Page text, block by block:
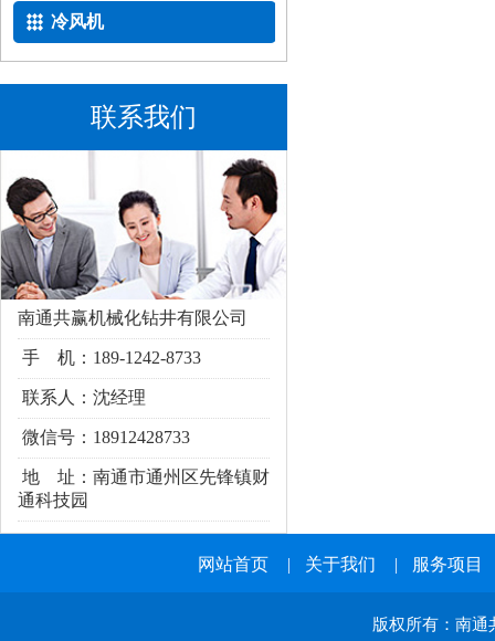
冷风机
联系我们
南通共赢机械化钻井有限公司
手 机：189-1242-8733
联系人：沈经理
微信号：18912428733
地 址：南通市通州区先锋镇财
通科技园
网站首页 | 关于我们 | 服务项目
版权所有：南通